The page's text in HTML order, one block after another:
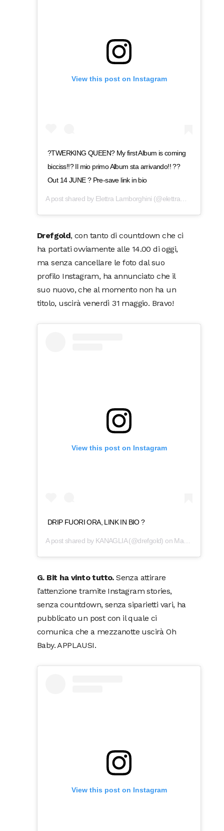
View this post on Instagram
?TWERKING QUEEN? My first Album is coming
bicciss!!? Il mio primo Album sta arrivando!! ??
Out 14 JUNE ? Pre-save link in bio
A post shared by Elettra Lamborghini (@elettramiuralamborghini) on
Drefgold, con tanto di countdown che ci
ha portati ovviamente alle 14.00 di oggi,
ma senza cancellare le foto dal suo
profilo Instagram, ha annunciato che il
suo nuovo, che al momento non ha un
titolo, uscirà venerdì 31 maggio. Bravo!
View this post on Instagram
DRIP FUORI ORA, LINK IN BIO ?
A post shared by KANAGLIA(@drefgold) on May 27, 2019 at 5:00am PDT
G. Bit ha vinto tutto.Senza attirare
l’attenzione tramite Instagram stories,
senza countdown, senza siparietti vari, ha
pubblicato un post con il quale ci
comunica che a mezzanotte uscirà Oh
Baby. APPLAUSI.
View this post on Instagram